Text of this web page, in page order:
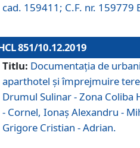
cad. 159411; C.F. nr. 159779
851/10.12.2019
Titlu: Documentaţia de
aparthotel şi împrejmuire
Drumul Sulinar - Zona Coliba
- Cornel, Ionaş Alexandru -
Grigore Cristian - Adrian.